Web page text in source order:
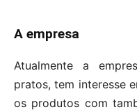
A empresa
Atualmente a
pratos, tem interesse
os produtos com